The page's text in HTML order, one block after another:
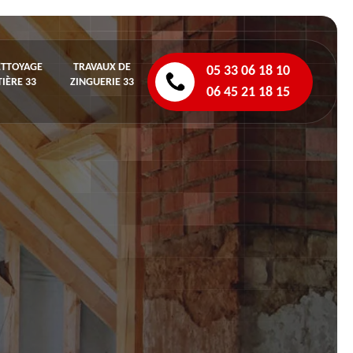
33
TRAVAUX DE
ZINGUERIE 33
05 33 06 18 10
06 45 21 18 15